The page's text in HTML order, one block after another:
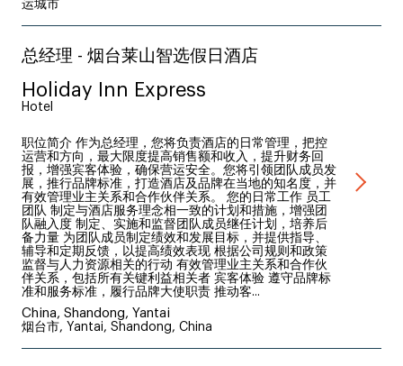
运城市
总经理 - 烟台莱山智选假日酒店
Holiday Inn Express
Hotel
职位简介 作为总经理，您将负责酒店的日常管理，把控
运营和方向，最大限度提高销售额和收入，提升财务回
报，增强宾客体验，确保营运安全。您将引领团队成员发
展，推行品牌标准，打造酒店及品牌在当地的知名度，并
有效管理业主关系和合作伙伴关系。 您的日常工作 员工
团队 制定与酒店服务理念相一致的计划和措施，增强团
队融入度 制定、实施和监督团队成员继任计划，培养后
备力量 为团队成员制定绩效和发展目标，并提供指导、
辅导和定期反馈，以提高绩效表现 根据公司规则和政策
监督与人力资源相关的行动 有效管理业主关系和合作伙
伴关系，包括所有关键利益相关者 宾客体验 遵守品牌标
准和服务标准，履行品牌大使职责 推动客...
China, Shandong, Yantai
烟台市, Yantai, Shandong, China